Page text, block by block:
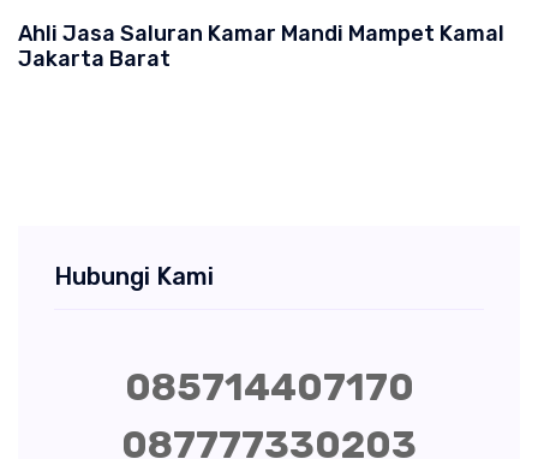
Ahli Jasa Saluran Kamar Mandi Mampet Kamal
Jakarta Barat
Hubungi Kami
085714407170
087777330203